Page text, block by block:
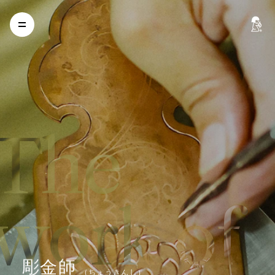
of
彫金師 （ちょ うきん し）